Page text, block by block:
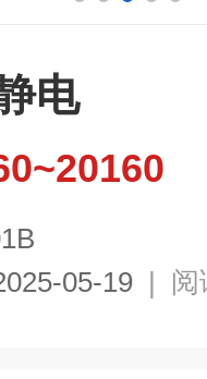
电
05-19 | 阅